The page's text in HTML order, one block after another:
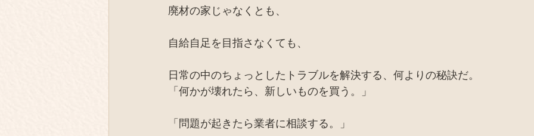
廃材の家じゃなくとも、
自給自足を目指さなくても、
日常の中のちょっとしたトラブルを解決する、何よりの秘訣だ。
「何かが壊れたら、新しいものを買う。」
「問題が起きたら業者に相談する。」